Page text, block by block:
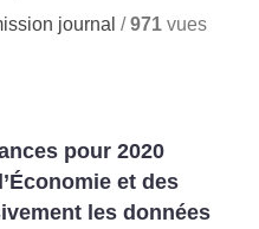
journal /971 vues
pour 2020
et des
les données